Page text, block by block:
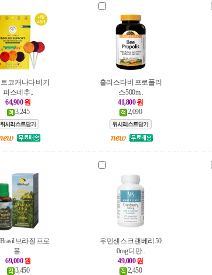
코 캐나다 비키
퍼스네추..
64,900원
3,245
홀리스타 비 프로폴리
스 500m..
41,800원
2,090
브라질 프로
폴..
69,000원
3,450
우먼센스 크랜베리 50
0mg 디만..
49,000원
2,450